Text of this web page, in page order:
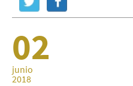
02
junio
2018